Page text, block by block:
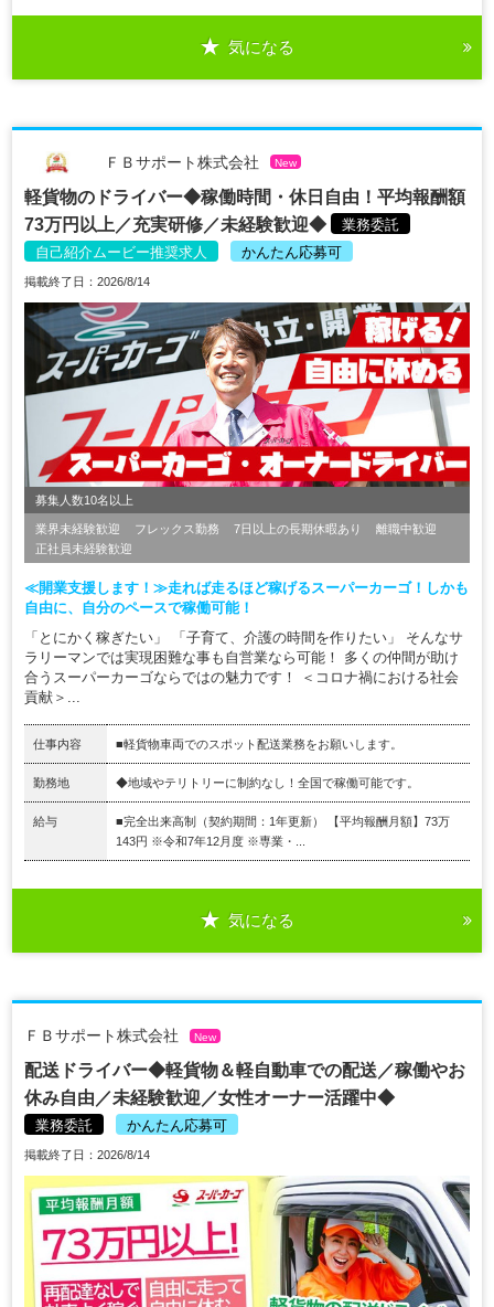
気になる
ＦＢサポート株式会社 New
軽貨物のドライバー◆稼働時間・休日自由！平均報酬額
73万円以上／充実研修／未経験歓迎◆
業務委託
自己紹介ムービー推奨求人
かんたん応募可
掲載終了日：2026/8/14
募集人数10名以上
業界未経験歓迎 フレックス勤務 7日以上の長期休暇あり
離職中歓迎
正社員未経験歓迎
≪開業支援します！≫走れば走るほど稼げるスーパーカーゴ！しかも
自由に、自分のペースで稼働可能！
「とにかく稼ぎたい」 「子育て、介護の時間を作りたい」 そんなサ
ラリーマンでは実現困難な事も自営業なら可能！ 多くの仲間が助け
合うスーパーカーゴならではの魅力です！ ＜コロナ禍における社会
貢献＞...
仕事内容 ■軽貨物車両でのスポット配送業務をお願いします。
勤務地 ◆地域やテリトリーに制約なし！全国で稼働可能です。
給与
■完全出来高制（契約期間：1年更新） 【平均報酬月額】73万
143円 ※令和7年12月度 ※専業・...
気になる
ＦＢサポート株式会社 New
配送ドライバー◆軽貨物＆軽自動車での配送／稼働やお
休み自由／未経験歓迎／女性オーナー活躍中◆
業務委託 かんたん応募可
掲載終了日：2026/8/14